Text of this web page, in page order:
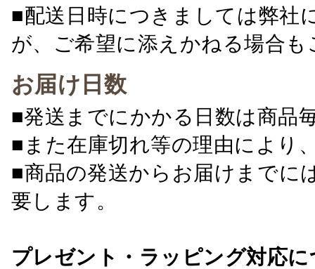
■配送日時につきましては弊社
が、ご希望に添えかねる場合
お届け日数
■発送までにかかる日数は商品
■また在庫切れ等の理由により
■商品の発送からお届けまでに
要します。
プレゼント・ラッピング対応